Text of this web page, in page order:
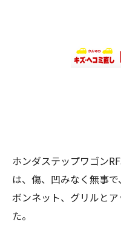
ホンダステップワゴン
は、傷、凹みなく無事で
ボンネット、グリルと
た。